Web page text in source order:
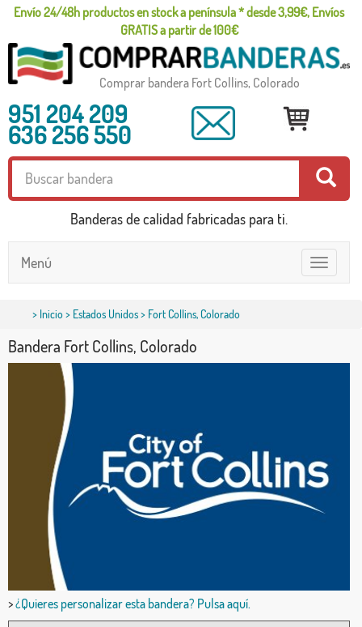
Envío 24/48h productos en stock a península * desde 3,99€, Envíos
GRATIS a partir de 100€
Comprar bandera Fort Collins, Colorado
951 204 209
636 256 550
Banderas de calidad fabricadas para ti.
Toggle
navigation
Menú
> Inicio> Estados Unidos> Fort Collins, Colorado
Bandera Fort Collins, Colorado
>¿Quieres personalizar esta bandera? Pulsa aquí.